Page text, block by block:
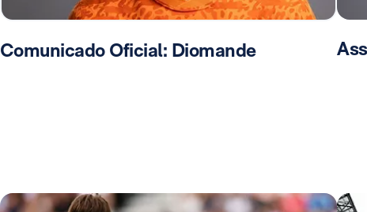
Comunicado Oficial: Diomande